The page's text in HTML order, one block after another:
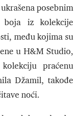
posebnim
iz kolekcije
među kojima su
u H&M Studio,
praćenu
Džamil, takođe
noći.